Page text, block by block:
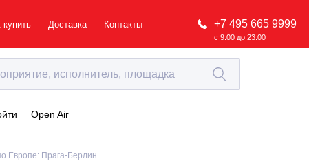
купить Доставка Контакты +7 495 665 9999
с 9:00 до 23:00
Open Air
Европе: Прага-Берлин